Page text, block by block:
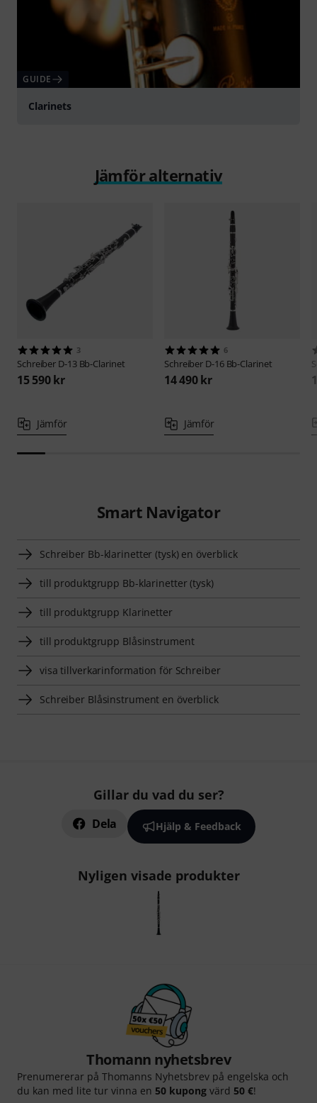
GUIDE
Clarinets
Jämför alternativ
3
Schreiber D-13 Bb-Clarinet
15 590 kr
Jämför
6
Schreiber D-16 Bb-Clarinet
14 490 kr
Jämför
Smart Navigator
Schreiber Bb-klarinetter (tysk) en överblick
till produktgrupp Bb-klarinetter (tysk)
till produktgrupp Klarinetter
till produktgrupp Blåsinstrument
visa tillverkarinformation för Schreiber
Schreiber Blåsinstrument en överblick
Gillar du vad du ser?
Dela Hjälp & Feedback
Nyligen visade produkter
Thomann nyhetsbrev
Prenumererar på Thomanns Nyhetsbrev på engelska och
du kan med lite tur vinna en 50 kupong värd 50 €!